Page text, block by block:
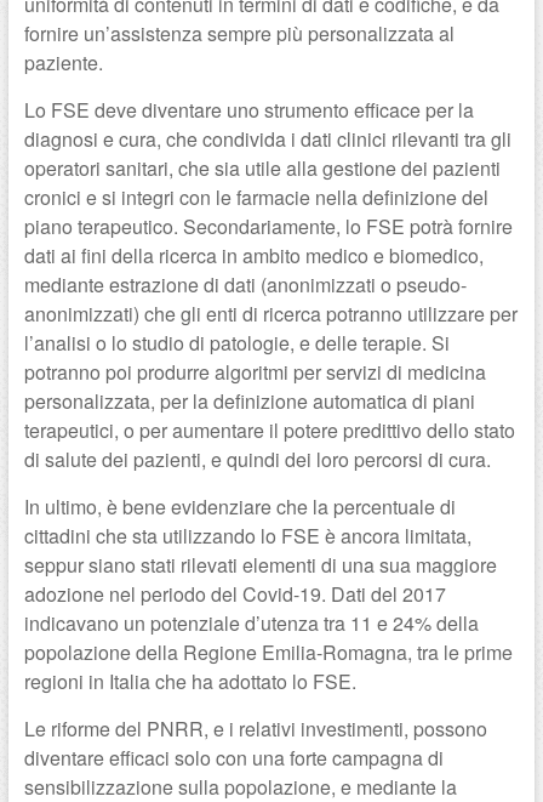
fornire un’assistenza sempre più personalizzata al
paziente.
Lo FSE deve diventare uno strumento efficace per la
diagnosi e cura, che condivida i dati clinici rilevanti tra gli
operatori sanitari, che sia utile alla gestione dei pazienti
cronici e si integri con le farmacie nella definizione del
piano terapeutico. Secondariamente, lo FSE potrà fornire
dati ai fini della ricerca in ambito medico e biomedico,
mediante estrazione di dati (anonimizzati o pseudo-
anonimizzati) che gli enti di ricerca potranno utilizzare per
l’analisi o lo studio di patologie, e delle terapie. Si
potranno poi produrre algoritmi per servizi di medicina
personalizzata, per la definizione automatica di piani
terapeutici, o per aumentare il potere predittivo dello stato
di salute dei pazienti, e quindi dei loro percorsi di cura.
In ultimo, è bene evidenziare che la percentuale di
cittadini che sta utilizzando lo FSE è ancora limitata,
seppur siano stati rilevati elementi di una sua maggiore
adozione nel periodo del Covid-19. Dati del 2017
indicavano un potenziale d’utenza tra 11 e 24% della
popolazione della Regione Emilia-Romagna, tra le prime
regioni in Italia che ha adottato lo FSE.
Le riforme del PNRR, e i relativi investimenti, possono
diventare efficaci solo con una forte campagna di
sensibilizzazione sulla popolazione, e mediante la